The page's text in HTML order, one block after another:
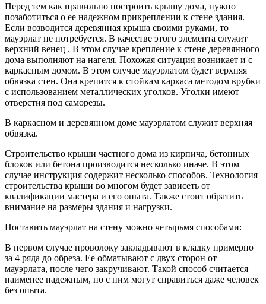
Перед тем как правильно построить крышу дома, нужно
позаботиться о ее надежном прикреплении к стене здания.
Если возводится деревянная крыша своими руками, то
мауэрлат не потребуется. В качестве этого элемента служит
верхний венец . В этом случае крепление к стене деревянного
дома выполняют на нагеля. Похожая ситуация возникает и с
каркасным домом. В этом случае мауэрлатом будет верхняя
обвязка стен. Она крепится к стойкам каркаса методом врубки
с использованием металлических уголков. Уголки имеют
отверстия под саморезы.
В каркасном и деревянном доме мауэрлатом служит верхняя
обвязка.
Строительство крыши частного дома из кирпича, бетонных
блоков или бетона производится несколько иначе. В этом
случае инструкция содержит несколько способов. Технология
строительства крыши во многом будет зависеть от
квалификации мастера и его опыта. Также стоит обратить
внимание на размеры здания и нагрузки.
Поставить мауэрлат на стену можно четырьмя способами:
В первом случае проволоку закладывают в кладку примерно
за 4 ряда до обреза. Ее обматывают с двух сторон от
мауэрлата, после чего закручивают. Такой способ считается
наименее надежным, но с ним могут справиться даже человек
без опыта.